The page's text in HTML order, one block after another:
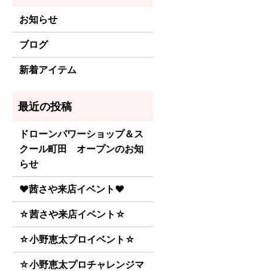
お知らせ
ブログ
新着アイテム
ドローンパワーショップ＆ス
クール町田 オープンのお知
らせ
♥茜さや来店イベント♥
☆茜さや来店イベント☆
☆小野恵太プロイベント☆
☆小野恵太プロチャレンジマ